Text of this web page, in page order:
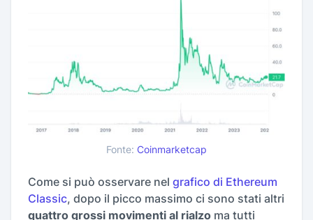
Fonte: Coinmarketcap
Come si può osservare nel grafico di Ethereum
Classic, dopo il picco massimo ci sono stati altri
quattro grossi movimenti al rialzo ma tutti